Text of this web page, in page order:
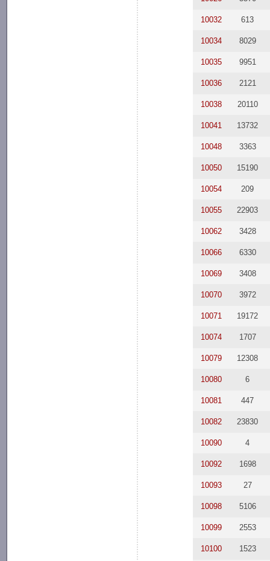
10032 613
10034 8029
10035 9951
10036 2121
10038 20110
10041 13732
10048 3363
10050 15190
10054 209
10055 22903
10062 3428
10066 6330
10069 3408
10070 3972
10071 19172
10074 1707
10079 12308
10080 6
10081 447
10082 23830
10090 4
10092 1698
10093 27
10098 5106
10099 2553
10100 1523